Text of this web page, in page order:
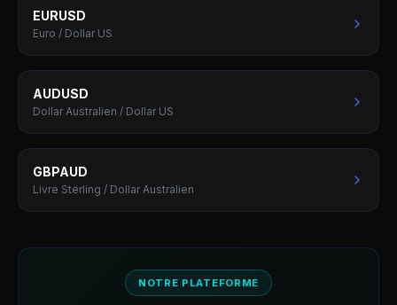
EURUSD
Euro / Dollar US
AUDUSD
Dollar Australien / Dollar US
GBPAUD
Livre Sterling / Dollar Australien
NOTRE PLATEFORME